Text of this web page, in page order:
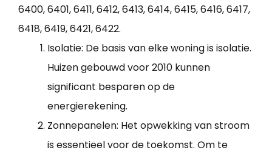
6400, 6401, 6411, 6412, 6413, 6414, 6415, 6416, 6417,
6418, 6419, 6421, 6422.
Isolatie: De basis van elke woning is isolatie.
Huizen gebouwd voor 2010 kunnen
significant besparen op de
energierekening.
Zonnepanelen: Het opwekking van stroom
is essentieel voor de toekomst. Om te